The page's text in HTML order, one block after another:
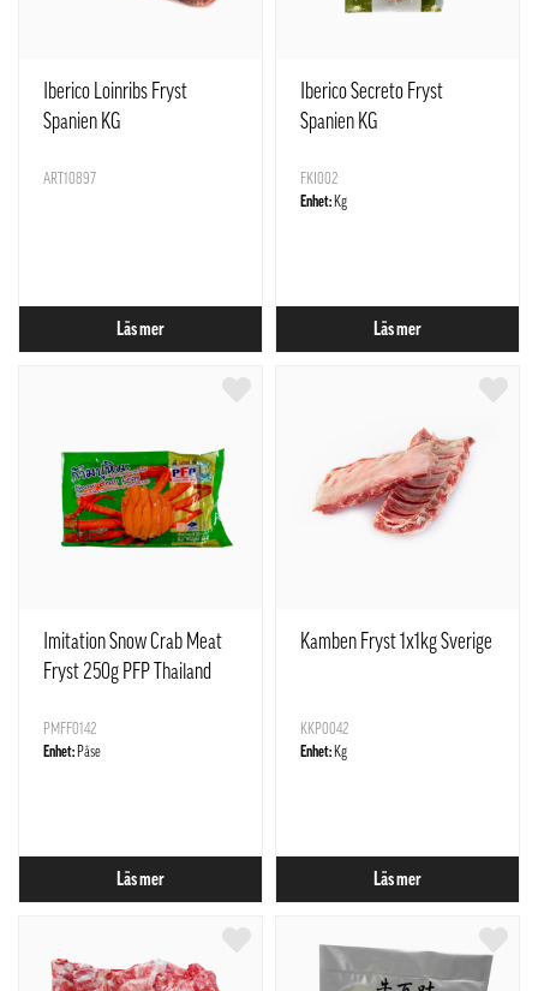
Iberico Loinribs Fryst
Spanien KG
ART10897
Läs mer
Iberico Secreto Fryst
Spanien KG
FKI002
Enhet: Kg
Läs mer
Imitation Snow Crab Meat
Fryst 250g PFP Thailand
PMFF0142
Enhet: Påse
Läs mer
Kamben Fryst 1x1kg Sverige
KKP0042
Enhet: Kg
Läs mer